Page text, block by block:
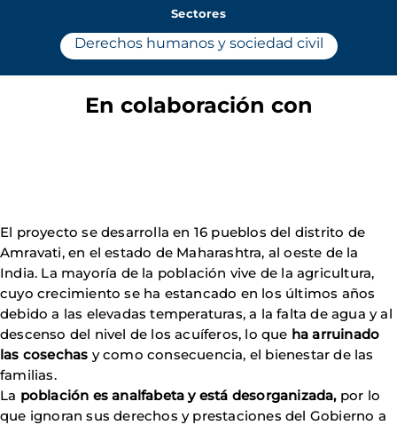
Sectores
Derechos humanos y sociedad civil
En colaboración con
El proyecto se desarrolla en 16 pueblos del distrito de
Amravati, en el estado de Maharashtra, al oeste de la
India. La mayoría de la población vive de la agricultura,
cuyo crecimiento se ha estancado en los últimos años
debido a las elevadas temperaturas, a la falta de agua y al
descenso del nivel de los acuíferos, lo que ha arruinado
las cosechas y como consecuencia, el bienestar de las
familias.
La población es analfabeta y está desorganizada,por lo
que ignoran sus derechos y prestaciones del Gobierno a